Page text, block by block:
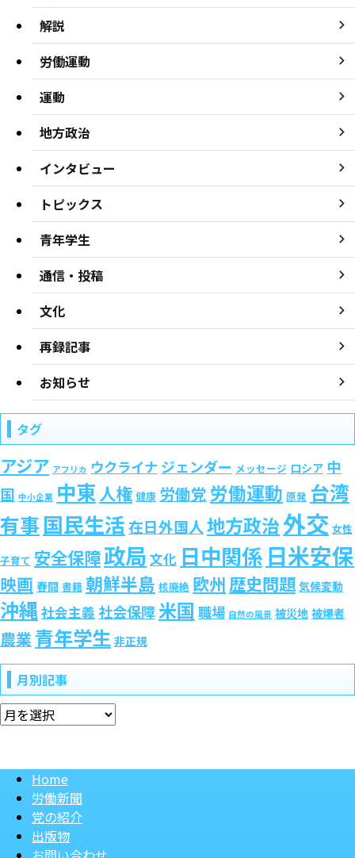
解説
労働運動
運動
地方政治
インタビュー
トピックス
青年学生
通信・投稿
文化
再録記事
お知らせ
タグ
アジア アフリカ ウクライナ ジェンダー メッセージ ロシア 中
国 中小企業 中東 人権 健康 労働党 労働運動 原発 台湾
有事国民生活在日外国人地方政治外交 女性
子育て 安全保障政局 文化 日中関係 日米安保
映画 春闘 書籍 朝鮮半島 核廃絶 欧州 歴史問題 気候変動
沖縄社会主義 社会保障米国 職場 自然の風景 被災地 被爆者
農業青年学生 非正規
月別記事
月
別
事
Home
労働新聞
党の紹介
出版物